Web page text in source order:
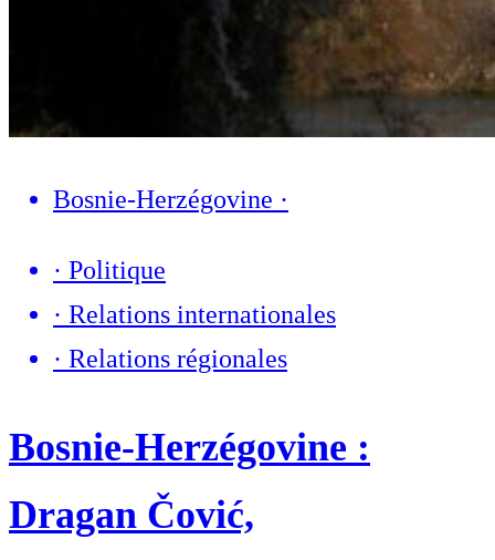
Bosnie-Herzégovine ·
· Politique
· Relations internationales
· Relations régionales
Bosnie-Herzégovine :
Dragan Čović,